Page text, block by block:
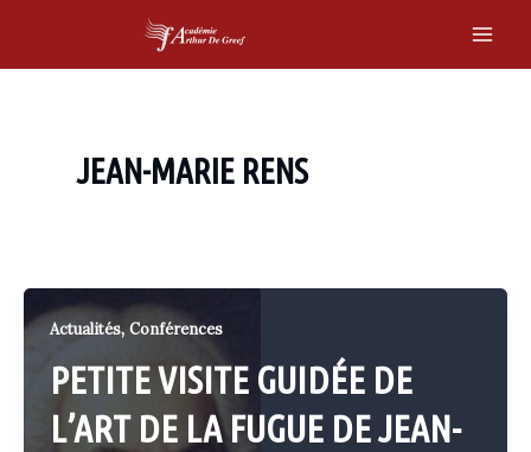
content
JEAN-MARIE RENS
Actualités, Conférences
PETITE VISITE GUIDÉE DE
L’ART DE LA FUGUE DE JEAN-